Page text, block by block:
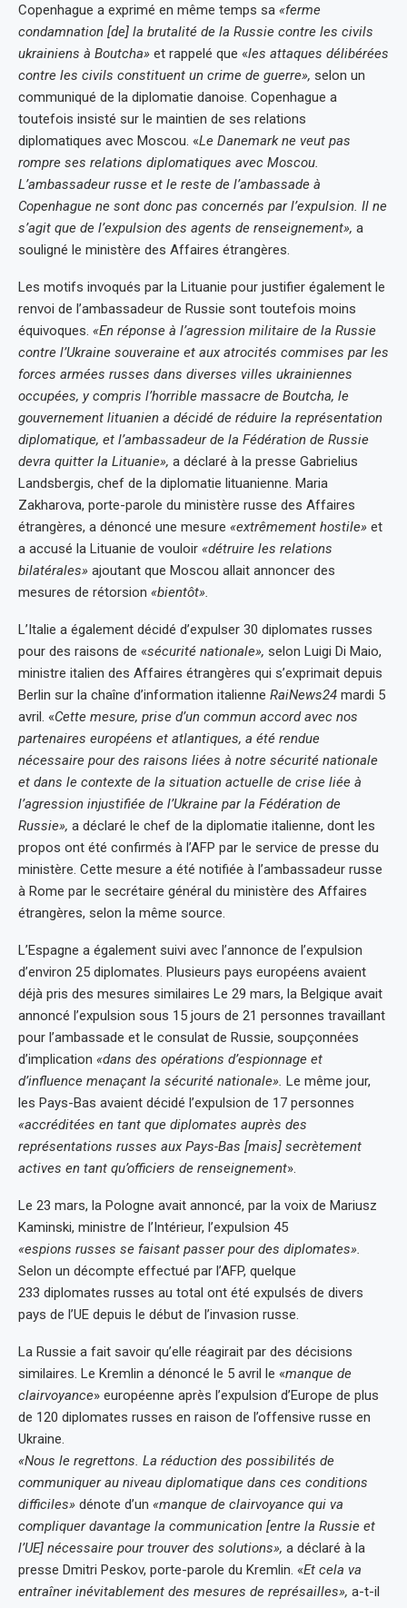
Copenhague a exprimé en même temps sa «ferme
condamnation [de] la brutalité de la Russie contre les civils
ukrainiens à Boutcha» et rappelé que «les attaques délibérées
contre les civils constituent un crime de guerre», selon un
communiqué de la diplomatie danoise. Copenhague a
toutefois insisté sur le maintien de ses relations
diplomatiques avec Moscou. «Le Danemark ne veut pas
rompre ses relations diplomatiques avec Moscou.
L’ambassadeur russe et le reste de l’ambassade à
Copenhague ne sont donc pas concernés par l’expulsion. Il ne
s’agit que de l’expulsion des agents de renseignement», a
souligné le ministère des Affaires étrangères.
Les motifs invoqués par la Lituanie pour justifier également le
renvoi de l’ambassadeur de Russie sont toutefois moins
équivoques. «En réponse à l’agression militaire de la Russie
contre l’Ukraine souveraine et aux atrocités commises par les
forces armées russes dans diverses villes ukrainiennes
occupées, y compris l’horrible massacre de Boutcha, le
gouvernement lituanien a décidé de réduire la représentation
diplomatique, et l’ambassadeur de la Fédération de Russie
devra quitter la Lituanie», a déclaré à la presse Gabrielius
Landsbergis, chef de la diplomatie lituanienne. Maria
Zakharova, porte-parole du ministère russe des Affaires
étrangères, a dénoncé une mesure «extrêmement hostile» et
a accusé la Lituanie de vouloir «détruire les relations
bilatérales» ajoutant que Moscou allait annoncer des
mesures de rétorsion «bientôt».
L’Italie a également décidé d’expulser 30 diplomates russes
pour des raisons de «sécurité nationale», selon Luigi Di Maio,
ministre italien des Affaires étrangères qui s’exprimait depuis
Berlin sur la chaîne d’information italienne RaiNews24 mardi 5
avril. «Cette mesure, prise d’un commun accord avec nos
partenaires européens et atlantiques, a été rendue
nécessaire pour des raisons liées à notre sécurité nationale
et dans le contexte de la situation actuelle de crise liée à
l’agression injustifiée de l’Ukraine par la Fédération de
Russie», a déclaré le chef de la diplomatie italienne, dont les
propos ont été confirmés à l’AFP par le service de presse du
ministère. Cette mesure a été notifiée à l’ambassadeur russe
à Rome par le secrétaire général du ministère des Affaires
étrangères, selon la même source.
L’Espagne a également suivi avec l’annonce de l’expulsion
d’environ 25 diplomates. Plusieurs pays européens avaient
déjà pris des mesures similaires Le 29 mars, la Belgique avait
annoncé l’expulsion sous 15 jours de 21 personnes travaillant
pour l’ambassade et le consulat de Russie, soupçonnées
d’implication «dans des opérations d’espionnage et
d’influence menaçant la sécurité nationale». Le même jour,
les Pays-Bas avaient décidé l’expulsion de 17 personnes
«accréditées en tant que diplomates auprès des
représentations russes aux Pays-Bas [mais] secrètement
actives en tant qu’officiers de renseignement».
Le 23 mars, la Pologne avait annoncé, par la voix de Mariusz
Kaminski, ministre de l’Intérieur, l’expulsion 45
«espions russes se faisant passer pour des diplomates».
Selon un décompte effectué par l’AFP, quelque
233 diplomates russes au total ont été expulsés de divers
pays de l’UE depuis le début de l’invasion russe.
La Russie a fait savoir qu’elle réagirait par des décisions
similaires. Le Kremlin a dénoncé le 5 avril le «manque de
clairvoyance» européenne après l’expulsion d’Europe de plus
de 120 diplomates russes en raison de l’offensive russe en
Ukraine.
«Nous le regrettons. La réduction des possibilités de
communiquer au niveau diplomatique dans ces conditions
difficiles» dénote d’un «manque de clairvoyance qui va
compliquer davantage la communication [entre la Russie et
l’UE] nécessaire pour trouver des solutions», a déclaré à la
presse Dmitri Peskov, porte-parole du Kremlin. «Et cela va
entraîner inévitablement des mesures de représailles», a-t-il